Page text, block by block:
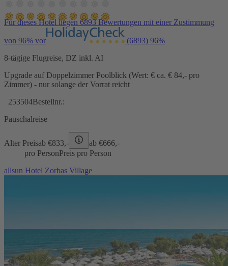
Für dieses Hotel liegen 6893 Bewertungen mit einer Zustimmung
von 96% vor (6893) 96%
8-tägige Flugreise, DZ inkl. AI
Upgrade auf Doppelzimmer Poolblick (Wert: € ca. € 84,- pro
Zimmer) - nur solange der Vorrat reicht
253504Bestellnr.:
Pauschalreise
Alter Preisab €833,- ab €666,-
pro PersonPreis pro Person
allsun Hotel Zorbas Village